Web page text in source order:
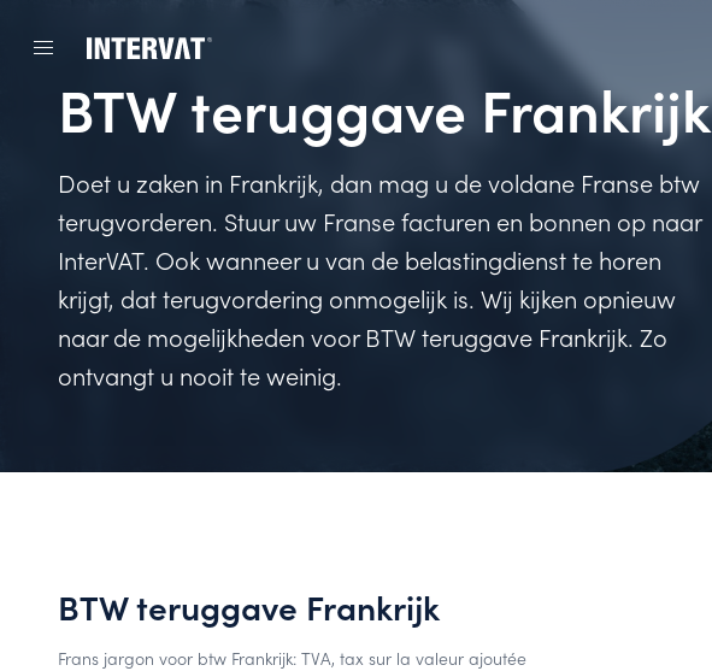
BTW teruggave Frankrijk
Doet u zaken in Frankrijk, dan mag u de voldane Franse btw
terugvorderen. Stuur uw Franse facturen en bonnen op naar
InterVAT. Ook wanneer u van de belastingdienst te horen
krijgt, dat terugvordering onmogelijk is. Wij kijken opnieuw
naar de mogelijkheden voor BTW teruggave Frankrijk. Zo
ontvangt u nooit te weinig.
BTW teruggave Frankrijk
Frans jargon voor btw Frankrijk: TVA, tax sur la valeur ajoutée